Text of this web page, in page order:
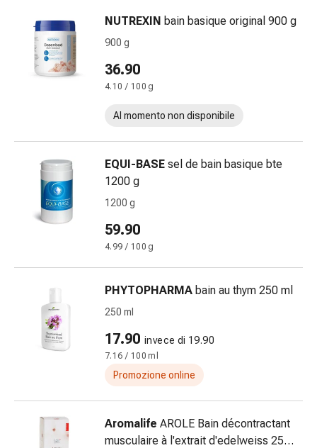
prurito
Calli
verruche
piedi
Trattamento
delle
Pelle
secca
Sudorazione
patologica
impura
Vesciche
febbre
Sfogo
Acne
Rimedi
naturali
NUTREXIN bain basique original 900 g
900 g
36.90
4.10 / 100 g
Al momento non disponibile
EQUI-BASE sel de bain basique bte
1200 g
1200 g
59.90
4.99 / 100 g
PHYTOPHARMA bain au thym 250 ml
250 ml
17.90 invece di 19.90
7.16 / 100 ml
Promozione online
Aromalife AROLE Bain décontractant
musculaire à l'extrait d'edelweiss 250